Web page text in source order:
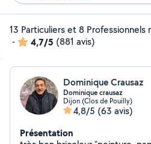
13 Particuliers et 8 Professionnels
-
4,7/5 (881 avis)
Dominique Crausaz
Dominique crausaz
Dijon (Clos de Pouilly)
4,8/5 (63 avis)
Présentation